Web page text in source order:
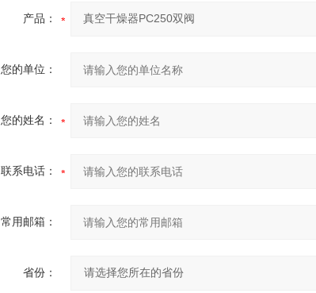
产品：
您的单位：
您的姓名：
联系电话：
常用邮箱：
省份：